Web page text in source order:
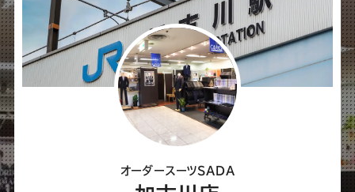
ア
し
て
く
だ
い
オーダースーツSADA